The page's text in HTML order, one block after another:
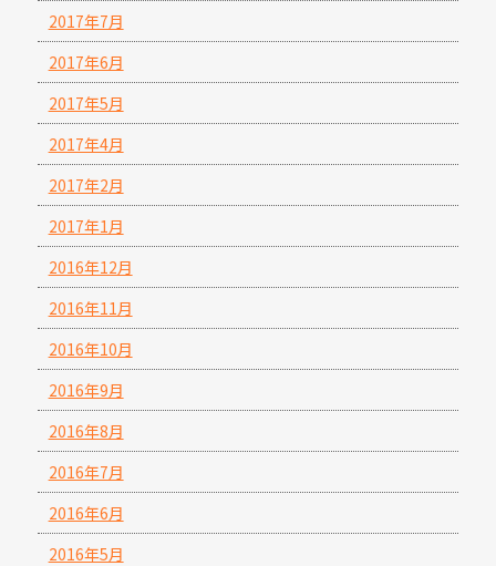
2017年7月
2017年6月
2017年5月
2017年4月
2017年2月
2017年1月
2016年12月
2016年11月
2016年10月
2016年9月
2016年8月
2016年7月
2016年6月
2016年5月